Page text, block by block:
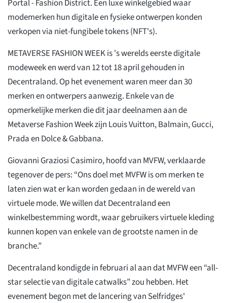
Portal - Fashion District. Een luxe winkelgebied waar
modemerken hun digitale en fysieke ontwerpen konden
verkopen via niet-fungibele tokens (NFT's).
METAVERSE FASHION WEEK is 's werelds eerste digitale
modeweek en werd van 12 tot 18 april gehouden in
Decentraland. Op het evenement waren meer dan 30
merken en ontwerpers aanwezig. Enkele van de
opmerkelijke merken die dit jaar deelnamen aan de
Metaverse Fashion Week zijn Louis Vuitton, Balmain, Gucci,
Prada en Dolce & Gabbana.
Giovanni Graziosi Casimiro, hoofd van MVFW, verklaarde
tegenover de pers: “Ons doel met MVFW is om merken te
laten zien wat er kan worden gedaan in de wereld van
virtuele mode. We willen dat Decentraland een
winkelbestemming wordt, waar gebruikers virtuele kleding
kunnen kopen van enkele van de grootste namen in de
branche.”
Decentraland kondigde in februari al aan dat MVFW een “all-
star selectie van digitale catwalks” zou hebben. Het
evenement begon met de lancering van Selfridges'